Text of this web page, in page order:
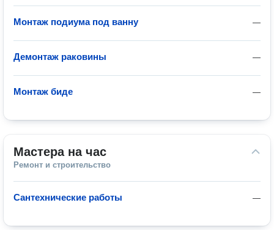
—
Монтаж подиума под ванну
—
Демонтаж раковины
—
Монтаж биде
Мастера на час
Ремонт и строительство
—
Сантехнические работы